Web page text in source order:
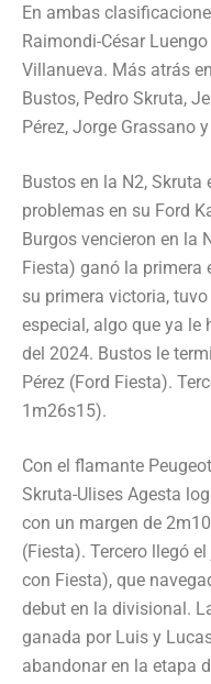
En ambas
Raimondi-César
Villanueva. Más atrás
Bustos, Pedro Skruta,
Pérez, Jorge Grassano
Bustos en la N2, Skruta
problemas en su Ford
Burgos vencieron en la
Fiesta) ganó la primera
su primera victoria,
especial, algo que ya
del 2024. Bustos le
Pérez (Ford Fiesta).
1m26s15).
Con el flamante
Skruta-Ulises Agesta
con un margen de
(Fiesta). Tercero llegó
con Fiesta), que
debut en la divisional.
ganada por Luis y
abandonar en la etapa